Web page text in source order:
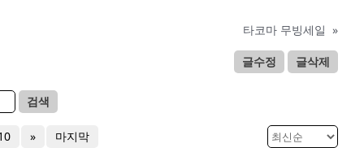
타코마 무빙세일 »
글수정 글삭제
검색
» 마지막